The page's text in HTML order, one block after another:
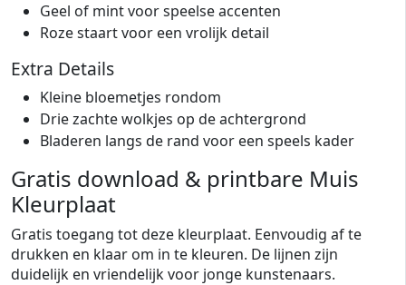
Geel of mint voor speelse accenten
Roze staart voor een vrolijk detail
Extra Details
Kleine bloemetjes rondom
Drie zachte wolkjes op de achtergrond
Bladeren langs de rand voor een speels kader
Gratis download & printbare Muis
Kleurplaat
Gratis toegang tot deze kleurplaat. Eenvoudig af te
drukken en klaar om in te kleuren. De lijnen zijn
duidelijk en vriendelijk voor jonge kunstenaars.